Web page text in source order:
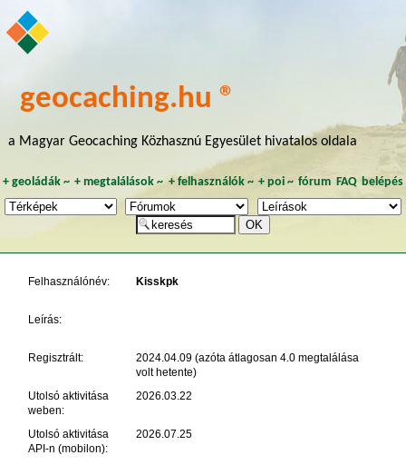
geocaching.hu ®
a Magyar Geocaching Közhasznú Egyesület hivatalos oldala
+ geoládák~ +megtalálások ~ + felhasználók~ + poi~ fórum FAQ belépés
Felhasználónév: Kisskpk
Leírás:
Regisztrált:
2024.04.09 (azóta átlagosan 4.0 megtalálása
volt hetente)
Utolsó aktivitása
weben:
2026.03.22
Utolsó aktivitása
API-n (mobilon):
2026.07.25